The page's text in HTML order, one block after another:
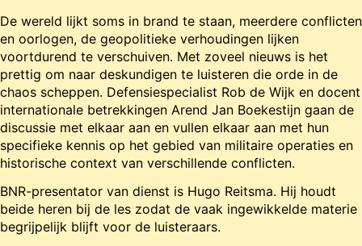
De wereld lijkt soms in brand te staan, meerdere conflicten
en oorlogen, de geopolitieke verhoudingen lijken
voortdurend te verschuiven. Met zoveel nieuws is het
prettig om naar deskundigen te luisteren die orde in de
chaos scheppen. Defensiespecialist Rob de Wijk en docent
internationale betrekkingen Arend Jan Boekestijn gaan de
discussie met elkaar aan en vullen elkaar aan met hun
specifieke kennis op het gebied van militaire operaties en
historische context van verschillende conflicten.
BNR-presentator van dienst is Hugo Reitsma. Hij houdt
beide heren bij de les zodat de vaak ingewikkelde materie
begrijpelijk blijft voor de luisteraars.